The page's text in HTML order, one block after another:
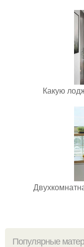
Какую
Популярные